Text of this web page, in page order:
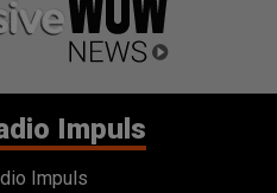
Impuls
Impuls